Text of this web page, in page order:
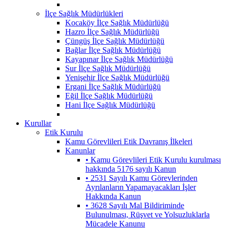
İlçe Sağlık Müdürlükleri
Kocaköy İlçe Sağlık Müdürlüğü
Hazro İlçe Sağlık Müdürlüğü
Çüngüş İlçe Sağlık Müdürlüğü
Bağlar İlçe Sağlık Müdürlüğü
Kayapınar İlçe Sağlık Müdürlüğü
Sur İlçe Sağlık Müdürlüğü
Yenişehir İlçe Sağlık Müdürlüğü
Ergani İlçe Sağlık Müdürlüğü
Eğil İlçe Sağlık Müdürlüğü
Hani İlçe Sağlık Müdürlüğü
Kurullar
Etik Kurulu
Kamu Görevlileri Etik Davranış İlkeleri
Kanunlar
• Kamu Görevlileri Etik Kurulu kurulması
hakkında 5176 sayılı Kanun
• 2531 Sayılı Kamu Görevlerinden
Ayrılanların Yapamayacakları İşler
Hakkında Kanun
• 3628 Sayılı Mal Bildiriminde
Bulunulması, Rüşvet ve Yolsuzluklarla
Mücadele Kanunu